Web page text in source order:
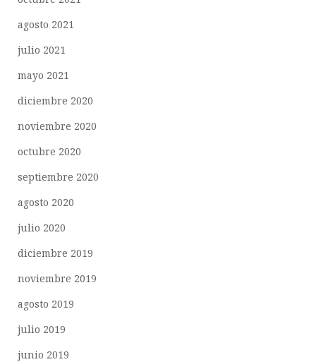
agosto 2021
julio 2021
mayo 2021
diciembre 2020
noviembre 2020
octubre 2020
septiembre 2020
agosto 2020
julio 2020
diciembre 2019
noviembre 2019
agosto 2019
julio 2019
junio 2019